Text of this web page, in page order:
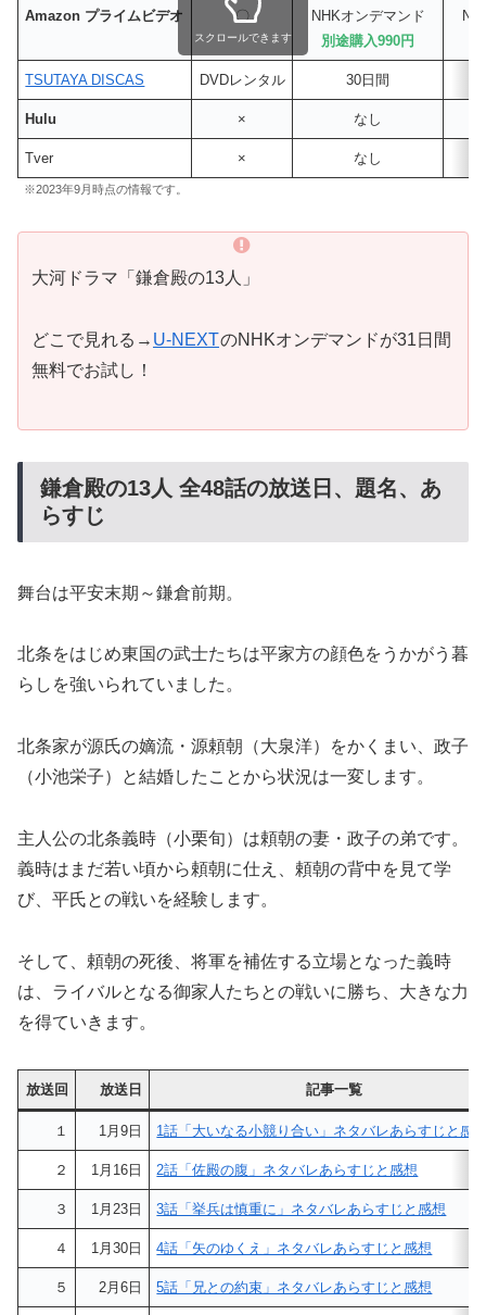
Amazon プライムビデオ 〇
NHKオンデマンド
別途購入990円
TSUTAYA DISCAS DVDレンタル 30日間
Hulu × なし
Tver × なし
スクロールできます
※2023年9月時点の情報です。
大河ドラマ「鎌倉殿の13人」
どこで見れる→ U-NEXTのNHKオンデマンドが31日間
無料でお試し！
鎌倉殿の13人 全48話の放送日、題名、あ
らすじ
舞台は平安末期～鎌倉前期。
北条をはじめ東国の武士たちは平家方の顔色をうかがう暮
らしを強いられていました。
北条家が源氏の嫡流・源頼朝（大泉洋）をかくまい、政子
（小池栄子）と結婚したことから状況は一変します。
主人公の北条義時（小栗旬）は頼朝の妻・政子の弟です。
義時はまだ若い頃から頼朝に仕え、頼朝の背中を見て学
び、平氏との戦いを経験します。
そして、頼朝の死後、将軍を補佐する立場となった義時
は、ライバルとなる御家人たちとの戦いに勝ち、大きな力
を得ていきます。
放送回 放送日 記事一覧
１ 1月9日 1話「大いなる小競り合い」ネタバレあらすじと感
２ 1月16日 2話「佐殿の腹」ネタバレあらすじと感想
３ 1月23日 3話「挙兵は慎重に」ネタバレあらすじと感想
４ 1月30日 4話「矢のゆくえ」ネタバレあらすじと感想
５ 2月6日 5話「兄との約束」ネタバレあらすじと感想